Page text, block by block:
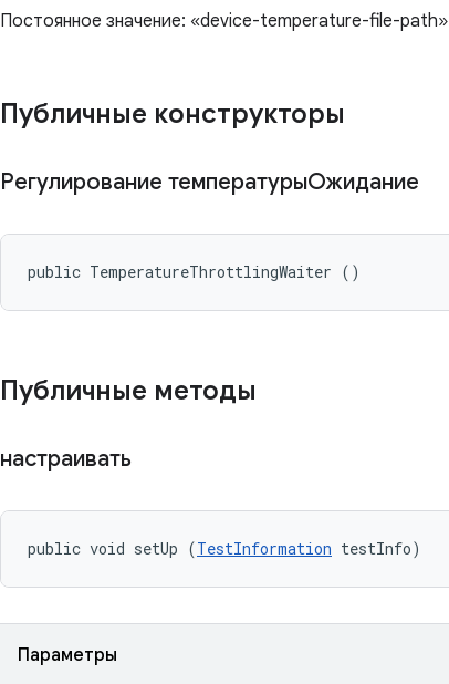
Постоянное значение: «device-temperature-file-path»
Публичные конструкторы
Регулирование температурыОжидание
public TemperatureThrottlingWaiter ()
Публичные методы
настраивать
public void setUp (TestInformation testInfo)
Параметры